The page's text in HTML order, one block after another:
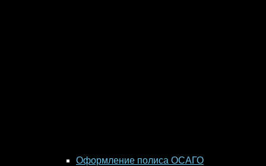
Оформление полиса ОСАГО